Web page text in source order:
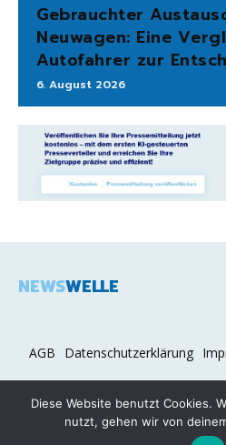
Gebrauchter
Neuwagen: Eine
Autofahrer zur
6. August 2026
NEWSWELLE
AGB Datenschutzerklärung
2026 COPYRIGHT ©
Diese Website benutzt Cookies.
nutzt, gehen wir von